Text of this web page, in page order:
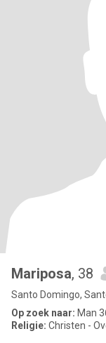
Mariposa, 38
Santo Domingo,
Op zoek naar: Man
Religie: Christen -